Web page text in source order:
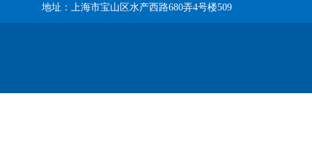
地址：上海市宝山区水产西路680弄4号楼509